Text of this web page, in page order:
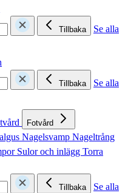
Tillbaka
Se alla
Tillbaka
Se alla
Fotvård
Nagelsvamp Nageltrång
Sulor och inlägg Torra
Tillbaka
Se alla